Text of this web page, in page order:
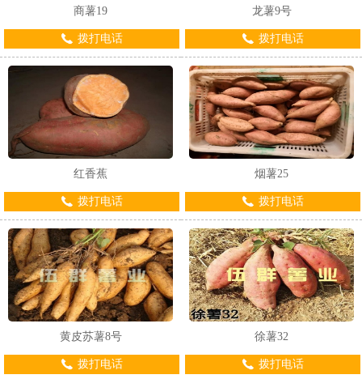
商薯19
拨打电话
龙薯9号
拨打电话
红香蕉
拨打电话
烟薯25
拨打电话
黄皮苏薯8号
拨打电话
徐薯32
拨打电话